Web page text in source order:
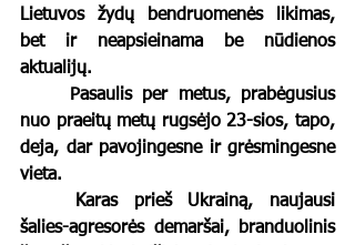
Lietuvos žydų bendruomenės likimas,
bet ir neapsieinama be nūdienos
aktualijų.
nuo praeitų metų rugsėjo 23-sios, tapo,
deja, dar pavojingesne ir grėsmingesne
vieta.
šalies-agresorės demaršai, branduolinis